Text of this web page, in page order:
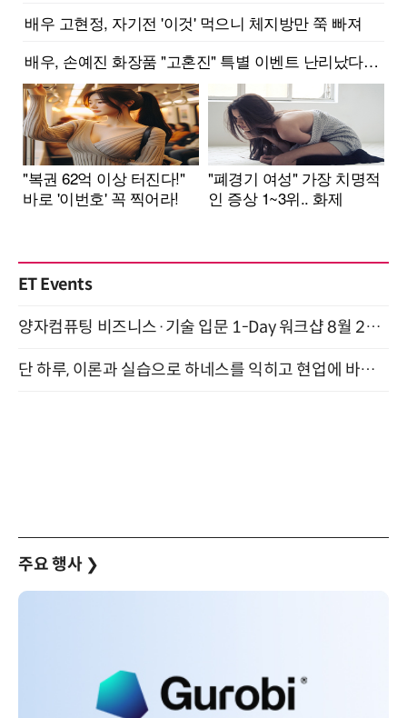
ET Events
양자컴퓨팅 비즈니스·기술 입문 1-Day 워크샵 8월 28일 개최
단 하루, 이론과 실습으로 하네스를 익히고 현업에 바로 쓰는 핸즈온 워크숍 (8/20)
주요 행사 ❯